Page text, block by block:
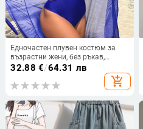
Едночастен плувен костюм за
възрастни жени, без ръкав,
нейлон 80/20, подплата от
подплънка за гърдите
32.88 €/64.31 лв
add_shopping_cart